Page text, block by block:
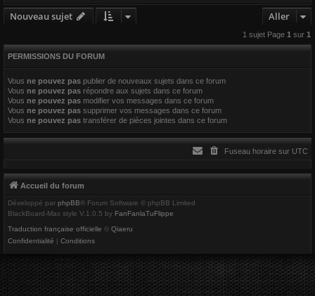
Nouveau sujet Aller
1 sujet Page 1 sur 1
PERMISSIONS DU FORUM
Vous ne pouvez pas publier de nouveaux sujets dans ce forum
Vous ne pouvez pas répondre aux sujets dans ce forum
Vous ne pouvez pas modifier vos messages dans ce forum
Vous ne pouvez pas supprimer vos messages dans ce forum
Vous ne pouvez pas transférer de pièces jointes dans ce forum
Fuseau horaire sur UTC
Accueil du forum
Développé par phpBB® Forum Software © phpBB Limited
BlackBoard-Max style V.1.0.5 by FanFanlaTuFlippe
Traduction française officielle © Qiaeru
Confidentialité
Conditions